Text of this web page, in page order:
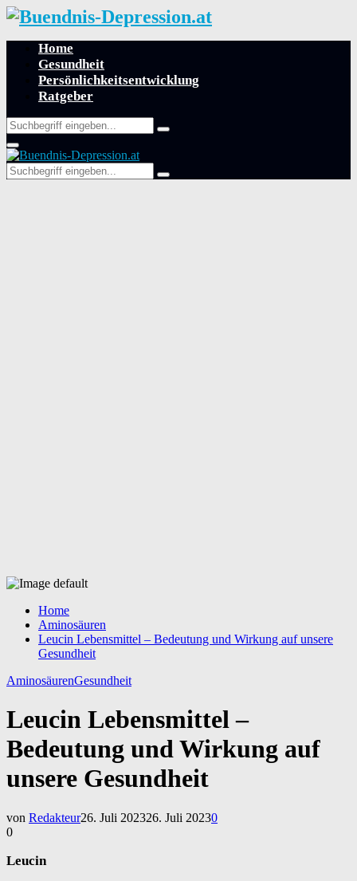
Home
Gesundheit
Persönlichkeitsentwicklung
Ratgeber
Search
for:
Search
Primary
Menu
Search
for:
Search
Home
Aminosäuren
Leucin Lebensmittel – Bedeutung und Wirkung auf unsere
Gesundheit
AminosäurenGesundheit
Leucin Lebensmittel –
Bedeutung und Wirkung auf
unsere Gesundheit
von Redakteur26. Juli 202326. Juli 20230
0
Leucin